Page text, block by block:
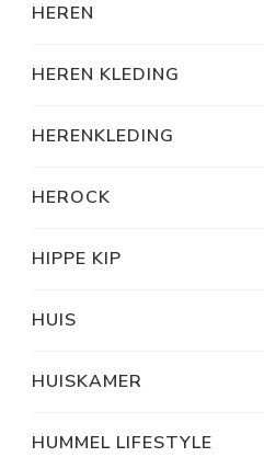
HEREN
HEREN KLEDING
HERENKLEDING
HEROCK
HIPPE KIP
HUIS
HUISKAMER
HUMMEL LIFESTYLE